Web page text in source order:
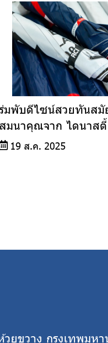
มพับดีไซน์สวยทันสมั
สมนาคุณจาก ไดนาส
19 ส.ค. 2025
ขวาง กรุงเทพมหา